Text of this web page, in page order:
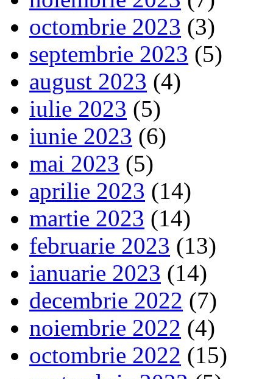
octombrie 2023 (3)
septembrie 2023 (5)
august 2023 (4)
iulie 2023 (5)
iunie 2023 (6)
mai 2023 (5)
aprilie 2023 (14)
martie 2023 (14)
februarie 2023 (13)
ianuarie 2023 (14)
decembrie 2022 (7)
noiembrie 2022 (4)
octombrie 2022 (15)